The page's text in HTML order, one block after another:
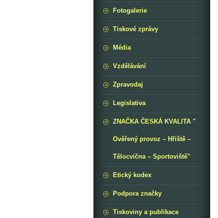
Fotogalerie
Tiskové zprávy
Média
Vzdělávání
Zpravodaj
Legislativa
ZNAČKA ČESKÁ KVALITA "
Ověřený provoz – Hřiště –
Tělocvična – Sportoviště"
Etický kodex
Podpora značky
Tiskoviny a publikace